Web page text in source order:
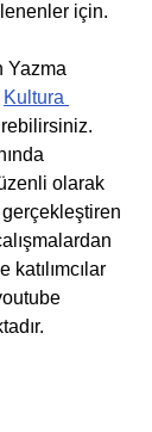
için.
Yazma
Kultura
olarak
katılımcılar